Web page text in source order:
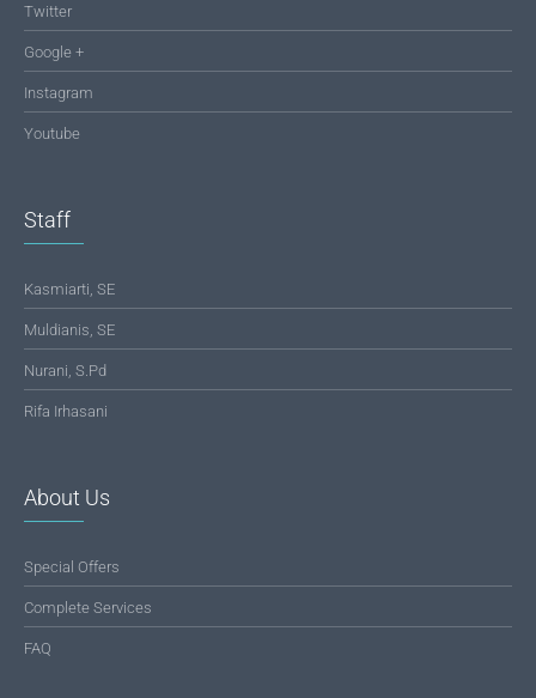
Twitter
Google +
Instagram
Youtube
Staff
Kasmiarti, SE
Muldianis, SE
Nurani, S.Pd
Rifa Irhasani
About Us
Special Offers
Complete Services
FAQ